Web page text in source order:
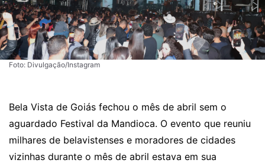
Foto: Divulgação/Instagram
Bela Vista de Goiás fechou o mês de abril sem o
aguardado Festival da Mandioca. O evento que reuniu
milhares de belavistenses e moradores de cidades
vizinhas durante o mês de abril estava em sua